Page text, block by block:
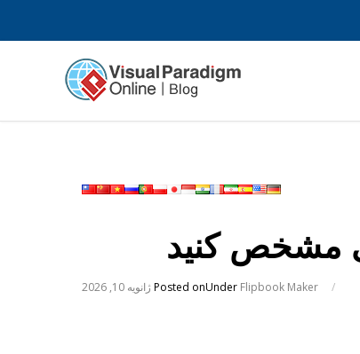
مشخص کنید
Posted onژانویه 10, 2026 /
Under Flipbook Maker